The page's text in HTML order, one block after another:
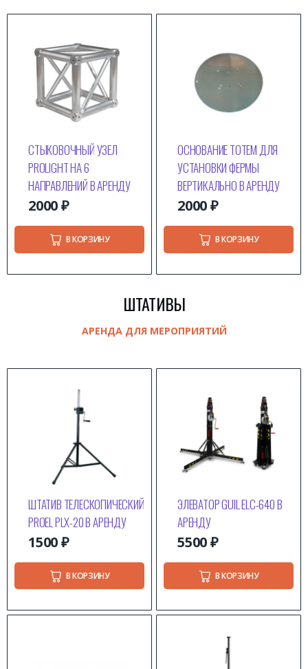
СТЫКОВОЧНЫЙ УЗЕЛ
PROLIGHT НА 6
НАПРАВЛЕНИЙ В АРЕНДУ
2000₽
В КОРЗИНУ
ОСНОВАНИЕ ТОТЕМ ДЛЯ
УСТАНОВКИ ФЕРМЫ
ВЕРТИКАЛЬНО В АРЕНДУ
2000₽
В КОРЗИНУ
ШТАТИВЫ
АРЕНДА ДЛЯ МЕРОПРИЯТИЙ
ШТАТИВ ТЕЛЕСКОПИЧЕСКИЙ
PROEL PLX-20 В АРЕНДУ
1500₽
В КОРЗИНУ
ЭЛЕВАТОР GUIL ELC-640 В
АРЕНДУ
5500₽
В КОРЗИНУ